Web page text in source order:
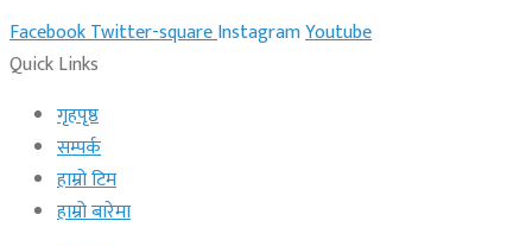
FacebookTwitter-squareInstagramYoutube
Quick Links
गृहपृष्ठ
सम्पर्क
हाम्रो टिम
हाम्रो बारेमा